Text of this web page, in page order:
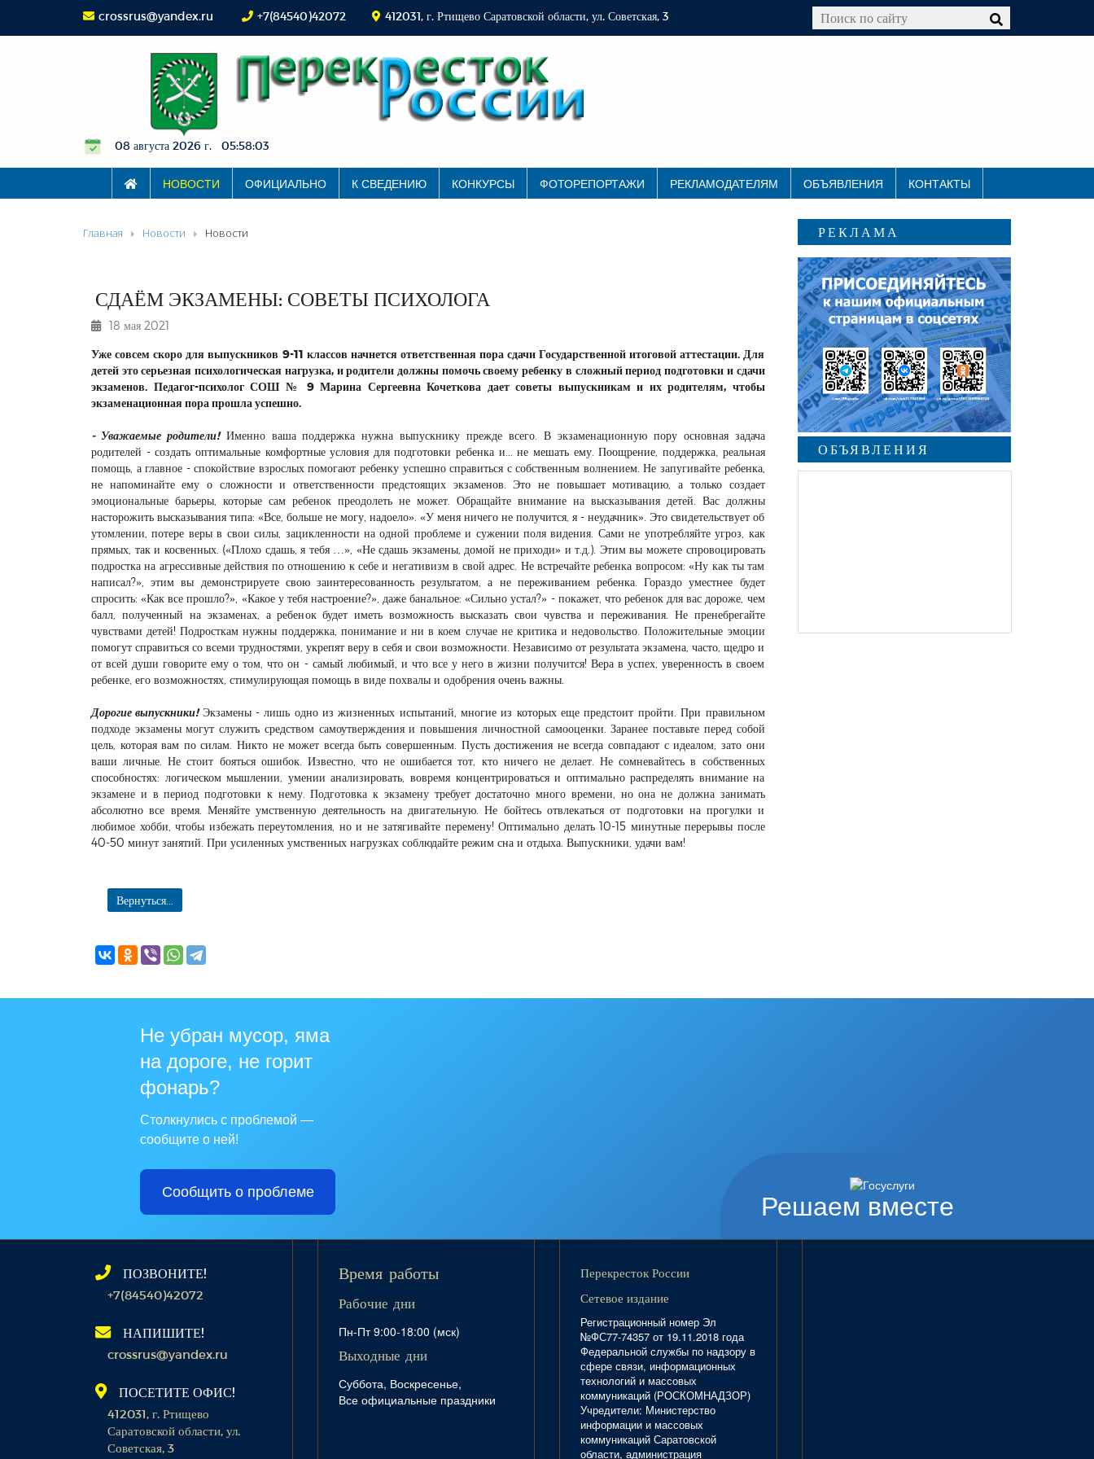
crossrus@yandex.ru +7(84540)42072 412031, г. Ртищево Саратовской области, ул. Советская, 3
08 августа 2026 г. 05:58:04
НОВОСТИ ОФИЦИАЛЬНО К СВЕДЕНИЮ КОНКУРСЫ ФОТОРЕПОРТАЖИ РЕКЛАМОДАТЕЛЯМ ОБЪЯВЛЕНИЯ КОНТАКТЫ
Главная Новости Новости
СДАЁМ ЭКЗАМЕНЫ: СОВЕТЫ ПСИХОЛОГА
18 мая 2021
Уже совсем скоро для выпускников 9-11 классов начнется ответственная пора сдачи Государственной итоговой аттестации. Для
детей это серьезная психологическая нагрузка, и родители должны помочь своему ребенку в сложный период подготовки и сдачи
экзаменов. Педагог-психолог СОШ № 9 Марина Сергеевна Кочеткова дает советы выпускникам и их родителям, чтобы
экзаменационная пора прошла успешно.
- Уважаемые родители!Именно ваша поддержка нужна выпускнику прежде всего. В экзаменационную пору основная задача
родителей - создать оптимальные комфортные условия для подготовки ребенка и... не мешать ему. Поощрение, поддержка, реальная
помощь, а главное - спокойствие взрослых помогают ребенку успешно справиться с собственным волнением. Не запугивайте ребенка,
не напоминайте ему о сложности и ответственности предстоящих экзаменов. Это не повышает мотивацию, а только создает
эмоциональные барьеры, которые сам ребенок преодолеть не может. Обращайте внимание на высказывания детей. Вас должны
насторожить высказывания типа: «Все, больше не могу, надоело». «У меня ничего не получится, я - неудачник». Это свидетельствует об
утомлении, потере веры в свои силы, зацикленности на одной проблеме и сужении поля видения. Сами не употребляйте угроз, как
прямых, так и косвенных. («Плохо сдашь, я тебя …», «Не сдашь экзамены, домой не приходи» и т.д.). Этим вы можете спровоцировать
подростка на агрессивные действия по отношению к себе и негативизм в свой адрес. Не встречайте ребенка вопросом: «Ну как ты там
написал?», этим вы демонстрируете свою заинтересованность результатом, а не переживанием ребенка. Гораздо уместнее будет
спросить: «Как все прошло?», «Какое у тебя настроение?», даже банальное: «Сильно устал?» - покажет, что ребенок для вас дороже, чем
балл, полученный на экзаменах, а ребенок будет иметь возможность высказать свои чувства и переживания. Не пренебрегайте
чувствами детей! Подросткам нужны поддержка, понимание и ни в коем случае не критика и недовольство. Положительные эмоции
помогут справиться со всеми трудностями, укрепят веру в себя и свои возможности. Независимо от результата экзамена, часто, щедро и
от всей души говорите ему о том, что он - самый любимый, и что все у него в жизни получится! Вера в успех, уверенность в своем
ребенке, его возможностях, стимулирующая помощь в виде похвалы и одобрения очень важны.
Дорогие выпускники!Экзамены - лишь одно из жизненных испытаний, многие из которых еще предстоит пройти. При правильном
подходе экзамены могут служить средством самоутверждения и повышения личностной самооценки. Заранее поставьте перед собой
цель, которая вам по силам. Никто не может всегда быть совершенным. Пусть достижения не всегда совпадают с идеалом, зато они
ваши личные. Не стоит бояться ошибок. Известно, что не ошибается тот, кто ничего не делает. Не сомневайтесь в собственных
способностях: логическом мышлении, умении анализировать, вовремя концентрироваться и оптимально распределять внимание на
экзамене и в период подготовки к нему. Подготовка к экзамену требует достаточно много времени, но она не должна занимать
абсолютно все время. Меняйте умственную деятельность на двигательную. Не бойтесь отвлекаться от подготовки на прогулки и
любимое хобби, чтобы избежать переутомления, но и не затягивайте перемену! Оптимально делать 10-15 минутные перерывы после
40-50 минут занятий. При усиленных умственных нагрузках соблюдайте режим сна и отдыха. Выпускники, удачи вам!
Вернуться...
РЕКЛАМА
ОБЪЯВЛЕНИЯ
Решаем вместе
Не убран мусор, яма
на дороге, не горит
фонарь?
Столкнулись с проблемой —
сообщите о ней!
Сообщить о проблеме
ПОЗВОНИТЕ!
+7(84540)42072
НАПИШИТЕ!
crossrus@yandex.ru
ПОСЕТИТЕ ОФИС!
412031, г. Ртищево
Саратовской области, ул.
Советская, 3
Время работы
Рабочие дни
Пн-Пт 9:00-18:00 (мск)
Выходные дни
Суббота, Воскресенье,
Все официальные праздники
Перекресток России
Сетевое издание
Регистрационный номер Эл
№ФС77-74357 от 19.11.2018 года
Федеральной службы по надзору в
сфере связи, информационных
технологий и массовых
коммуникаций (РОСКОМНАДЗОР)
Учредители: Министерство
информации и массовых
коммуникаций Саратовской
области, администрация